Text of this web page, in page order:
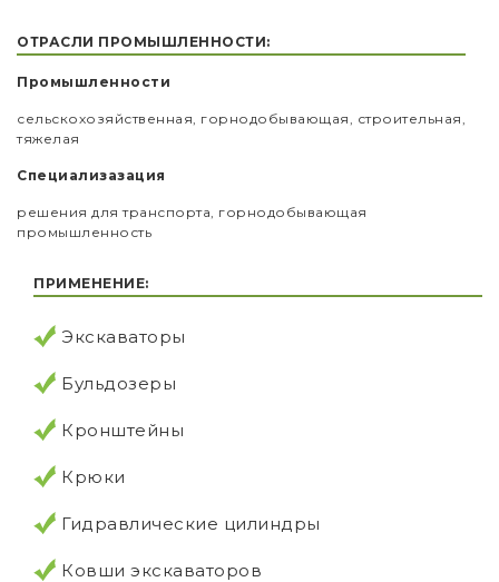
ОТРАСЛИ ПРОМЫШЛЕННОСТИ:
Промышленности
сельскохозяйственная, горнодобывающая, строительная,
тяжелая
Специализазация
решения для транспорта, горнодобывающая
промышленность
ПРИМЕНЕНИЕ:
Экскаваторы
Бульдозеры
Кронштейны
Крюки
Гидравлические цилиндры
Ковши экскаваторов